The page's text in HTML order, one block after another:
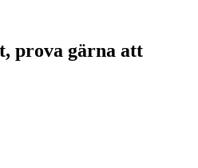
prova gärna att